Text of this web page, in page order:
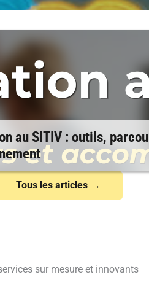
au SITIV : outils,
Tous les articles
sur mesure et innovants